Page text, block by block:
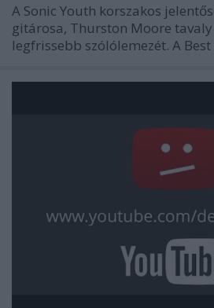
A Sonic Youth korszakos
gitárosa, Thurston Moore
legfrissebb szólólemezét. A